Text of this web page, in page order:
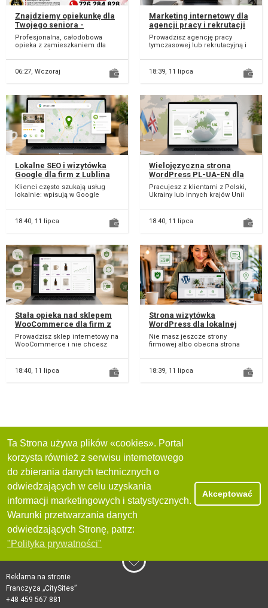
Znajdziemy opiekunkę dla
Twojego seniora -
całodobowo, u niego w
domu/ Opieka nad
seniorem w jego domu -
całodobowo, z
zamieszkaniem
Profesjonalna, całodobowa
opieka z zamieszkaniem dla
całodobową op...
06:27, Wczoraj
Marketing internetowy dla
agencji pracy i rekrutacji
Prowadzisz agencję pracy
tymczasowej lub rekrutacyjną i
kandydatów? Po...
18:39, 11 lipca
Lokalne SEO i wizytówka
Google dla firm z Lublina
Klienci często szukają usług
lokalnie: wpisują w Google
“fryzjer Lublin”,...
18:40, 11 lipca
Wielojęzyczna strona
WordPress PL-UA-EN dla
firm w Polsce
Pracujesz z klientami z Polski,
Ukrainy lub innych krajów Unii
wersja stro...
18:40, 11 lipca
Stała opieka nad sklepem
WooCommerce dla firm z
Lublina
Prowadzisz sklep internetowy na
WooCommerce i nie chcesz
błędy technic...
18:40, 11 lipca
Strona wizytówka
WordPress dla lokalnej
firmy w 14 dni
Nie masz jeszcze strony
firmowej albo obecna strona
pomaga w zdobywaniu k...
18:39, 11 lipca
Ta Strona używa plików «cookies». Portal
korzysta również z serwisu internetowego
do zbierania danych technicznych o
odwiedzających w celu uzyskania
informacji marketingowych i statystycznych.
Warunki przetwarzania danych
odwiedzających Stronę, patrz:
"Polityka prywatności"
Akceptować
Reklama na stronie
Franczyza „CitySites”
+48 459 567 881